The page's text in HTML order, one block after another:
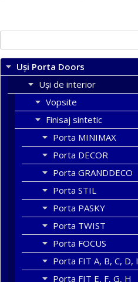
după:
Uși Porta Doors
Uși de interior
Vopsite
Finisaj sintetic
Porta MINIMAX
Porta DECOR
Porta GRANDDECO
Porta STIL
Porta PASKY
Porta TWIST
Porta FOCUS
Porta FIT A, B, C, D, I
Porta FIT E, F, G, H